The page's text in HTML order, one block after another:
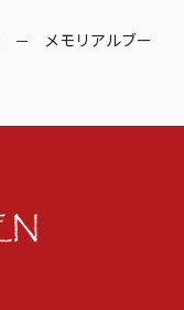
メモリアルブー